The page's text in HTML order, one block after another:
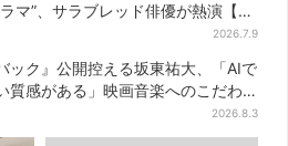
マ”、サラブレッド俳優が熱演【豊
2026.7.9
ック』公開控える坂東祐大、「AIで
質感がある」映画音楽へのこだわ
2026.8.3